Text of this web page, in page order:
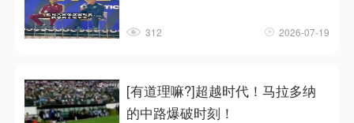
312 2026-07-19
[有道理嘛?]超越时代！马拉多纳
的中路爆破时刻！